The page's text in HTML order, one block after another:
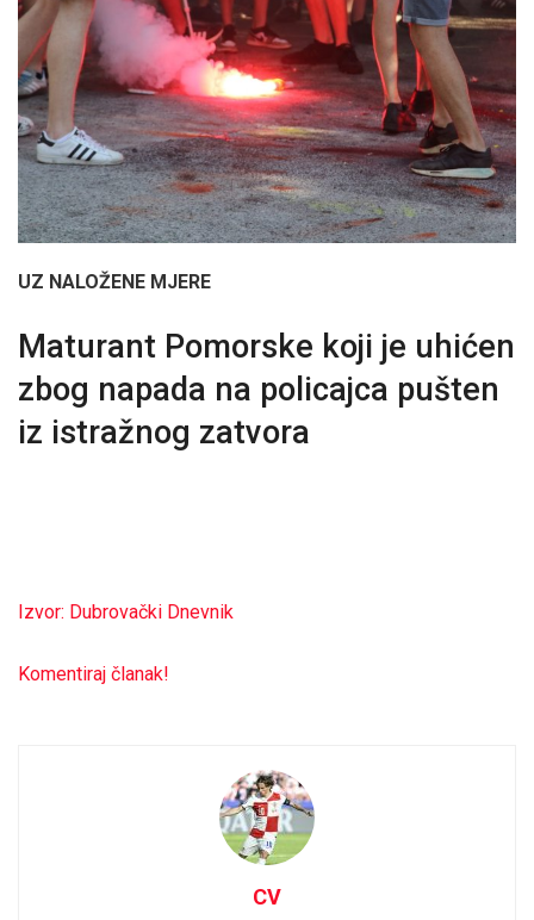
UZ NALOŽENE MJERE
Maturant Pomorske koji je uhićen
zbog napada na policajca pušten
iz istražnog zatvora
Izvor: Dubrovački Dnevnik
Komentiraj članak!
CV